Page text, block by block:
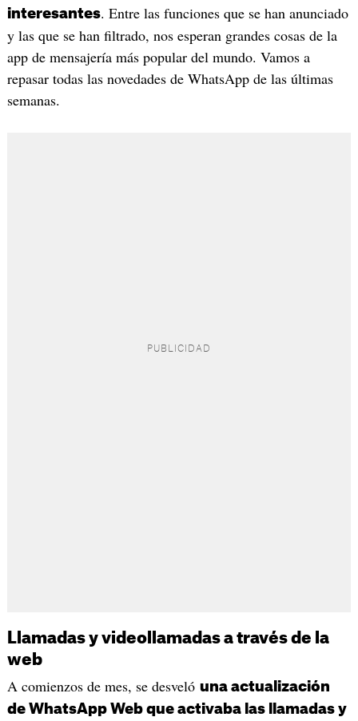
interesantes. Entre las funciones que se han anunciado
y las que se han filtrado, nos esperan grandes cosas de la
app de mensajería más popular del mundo. Vamos a
repasar todas las novedades de WhatsApp de las últimas
semanas.
Llamadas y videollamadas a través de la
web
A comienzos de mes, se desveló una actualización
de WhatsApp Web que activaba las llamadas y